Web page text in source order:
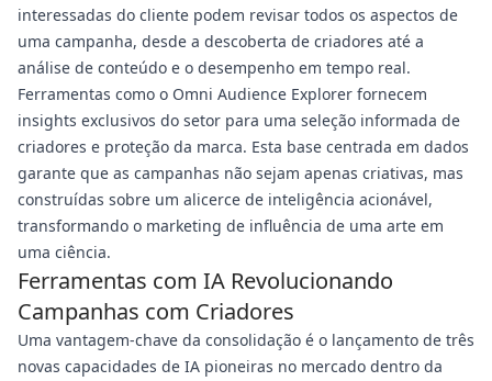
interessadas do cliente podem revisar todos os aspectos de
uma campanha, desde a descoberta de criadores até a
análise de conteúdo e o desempenho em tempo real.
Ferramentas como o Omni Audience Explorer fornecem
insights exclusivos do setor para uma seleção informada de
criadores e proteção da marca. Esta base centrada em dados
garante que as campanhas não sejam apenas criativas, mas
construídas sobre um alicerce de inteligência acionável,
transformando o marketing de influência de uma arte em
uma ciência.
Ferramentas com IA Revolucionando
Campanhas com Criadores
Uma vantagem-chave da consolidação é o lançamento de três
novas capacidades de IA pioneiras no mercado dentro da